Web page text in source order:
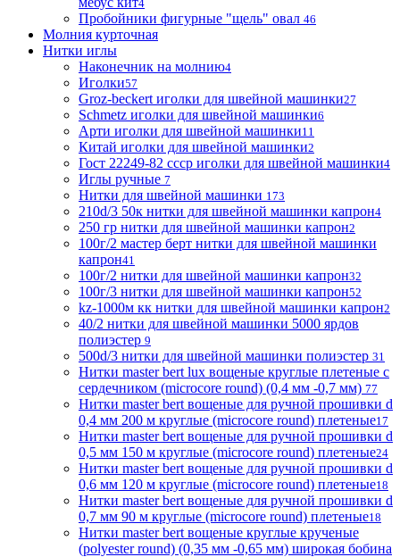
4
Пробойники фигурные "щель" овал 46
Молния курточная
Нитки иглы
Наконечник на молнию4
Иголки57
Groz-beckert иголки для швейной машинки27
Schmetz иголки для швейной машинки6
Арти иголки для швейной машинки11
Китай иголки для швейной машинки2
Гост 22249-82 ссср иголки для швейной машинки4
Иглы ручные 7
Нитки для швейной машинки 173
210d/3 50к нитки для швейной машинки капрон4
250 гр нитки для швейной машинки капрон2
100г/2 мастер берт нитки для швейной машинки
капрон41
100г/2 нитки для швейной машинки капрон32
100г/3 нитки для швейной машинки капрон52
kz-1000м кк нитки для швейной машинки капрон2
40/2 нитки для швейной машинки 5000 ярдов
полиэстер 9
500d/3 нитки для швейной машинки полиэстер 31
Нитки master bert lux вощеные круглые плетеные с
сердечником (microcore round) (0,4 мм -0,7 мм) 77
Нитки master bert вощеные для ручной прошивки d
0,4 мм 200 м круглые (microcore round) плетеные17
Нитки master bert вощеные для ручной прошивки d
0,5 мм 150 м круглые (microcore round) плетеные24
Нитки master bert вощеные для ручной прошивки d
0,6 мм 120 м круглые (microcore round) плетеные18
Нитки master bert вощеные для ручной прошивки d
0,7 мм 90 м круглые (microcore round) плетеные18
Нитки master bert вощеные круглые крученые
(polyester round) (0,35 мм -0,65 мм) широкая бобина